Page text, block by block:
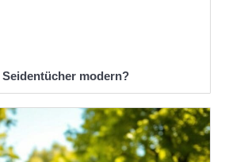
modern?